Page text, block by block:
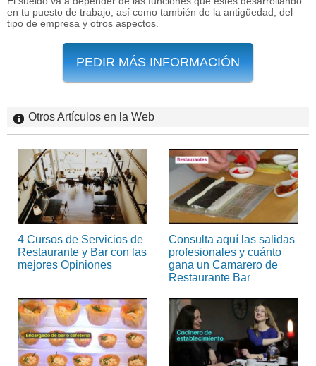
en tu puesto de trabajo, así como también de la antigüedad, del
tipo de empresa y otros aspectos.
PEDIR MÁS INFORMACIÓN
Otros Artículos en la Web
4 Cursos de Servicios de
Restaurante y Bar con las
mejores Opiniones
Consulta aquí las salidas
profesionales y cuánto
gana un Camarero de
Restaurante Bar